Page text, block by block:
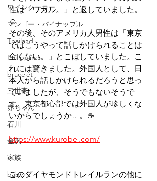
ワインクーラー
マンゴー・パイナップル
Thailand
Philippines
bracelet
二世帯
赤ちゃん
石川
金沢
家族
baby
性は「ワカル。」と返していました。
☺
その後、そのアメリカ人男性は「東京
ではこうやって話しかけられることは
全くない。」とこぼしていました。こ
れには驚きました。外国人として、日
本人から話しかけられるだろうと思っ
ていましたが、そうでもないそうで
す。東京都心部では外国人が珍しくな
いからでしょうか…。☕
https://www.kurobei.com/
このダイヤモンドトレイルランの他に